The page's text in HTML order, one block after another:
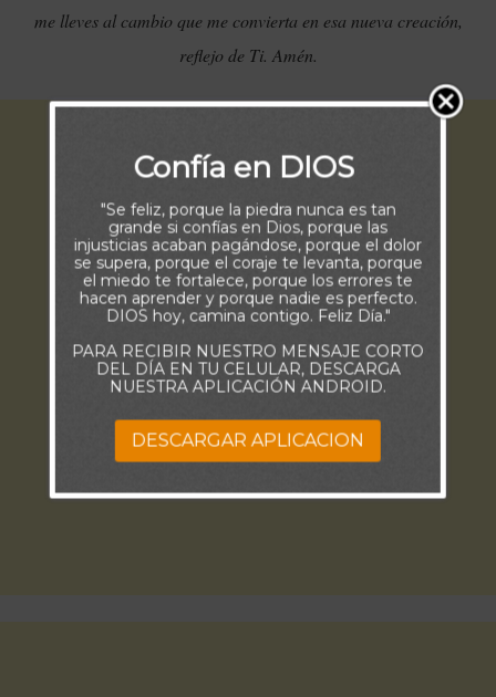
me lleves al cambio que me convierta en esa nueva creación,
reflejo de Ti. Amén.
Confía en DIOS
"Se feliz, porque la piedra nunca es tan
grande si confías en Dios, porque las
injusticias acaban pagándose, porque el dolor
se supera, porque el coraje te levanta, porque
el miedo te fortalece, porque los errores te
hacen aprender y porque nadie es perfecto.
DIOS hoy, camina contigo. Feliz Día."
PARA RECIBIR NUESTRO MENSAJE CORTO
DEL DÍA EN TU CELULAR, DESCARGA
NUESTRA APLICACIÓN ANDROID.
DESCARGAR APLICACION